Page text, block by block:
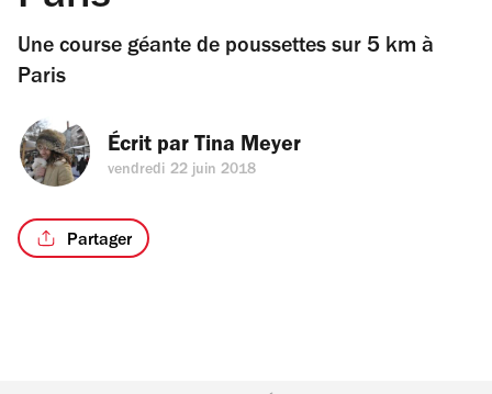
Une course géante de poussettes sur 5 km à
Paris
Écrit par Tina Meyer
vendredi 22 juin 2018
Partager